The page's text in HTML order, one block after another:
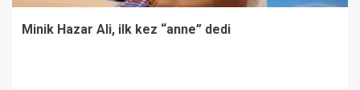
Minik Hazar Ali, ilk kez “anne” dedi